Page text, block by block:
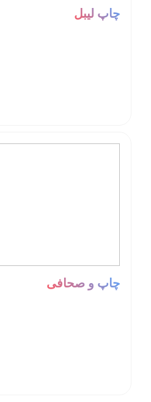
ایده بین
چاپ لیبل
چاپ و صحافی